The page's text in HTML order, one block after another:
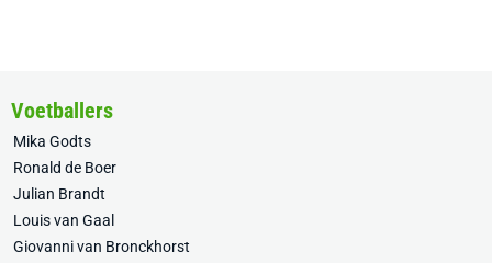
Voetballers
Mika Godts
Ronald de Boer
Julian Brandt
Louis van Gaal
Giovanni van Bronckhorst